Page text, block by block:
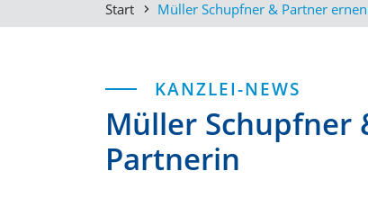
Start Müller Schupfner & Partner
KANZLEI-NEWS
Müller Schupfner
Partnerin